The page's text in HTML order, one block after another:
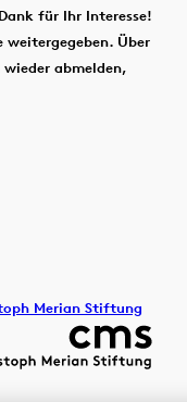
für Ihr Interesse!
Über
abmelden,
Merian Stiftung